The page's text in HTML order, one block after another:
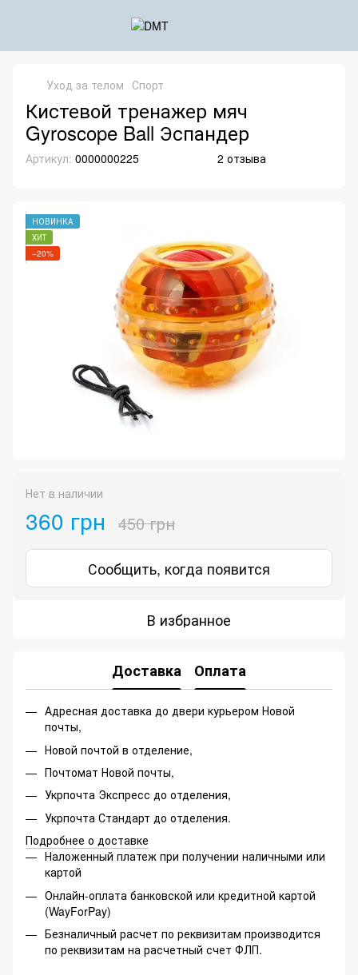
Уход за телом Спорт
Кистевой тренажер мяч
Gyroscope Ball Эспандер
Артикул: 0000000225 2 отзыва
НОВИНКА
ХИТ
−20%
Нет в наличии
360 грн 450 грн
Сообщить, когда появится
В избранное
Доставка Оплата
Адресная доставка до двери курьером Новой
почты,
Новой почтой в отделение,
Почтомат Новой почты,
Укрпочта Экспресс до отделения,
Укрпочта Стандарт до отделения.
Подробнее о доставке
Наложенный платеж при получении наличными или
картой
Онлайн-оплата банковской или кредитной картой
(WayForPay)
Безналичный расчет по реквизитам производится
по реквизитам на расчетный счет ФЛП.